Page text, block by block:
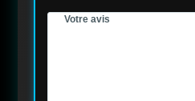
Votre avis